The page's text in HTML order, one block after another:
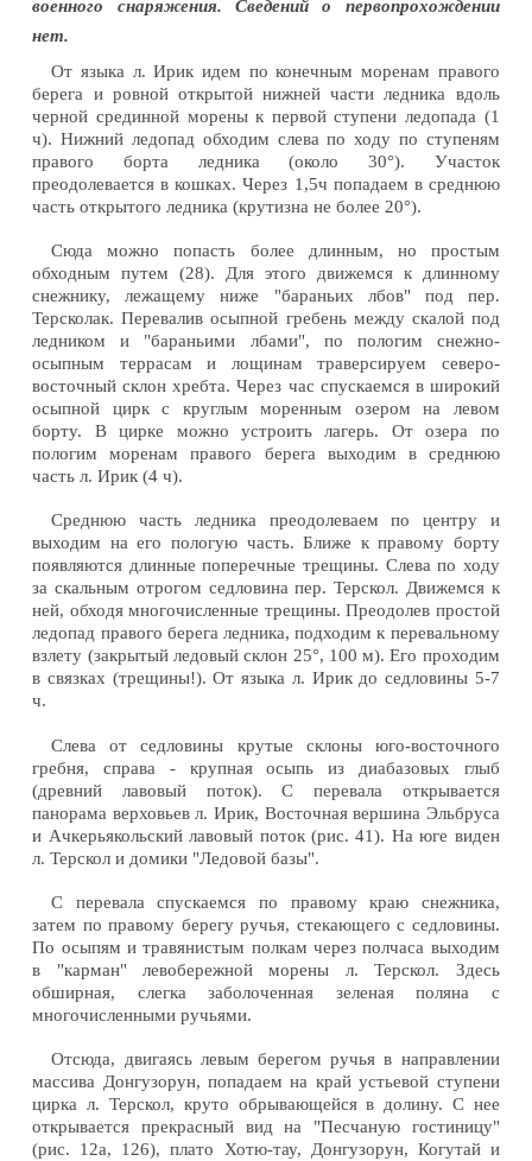
военного снаряжения. Сведений о первопрохождении
нет.
От языка л. Ирик идем по конечным моренам правого
берега и ровной открытой нижней части ледника вдоль
черной срединной морены к первой ступени ледопада (1
ч). Нижний ледопад обходим слева по ходу по ступеням
правого борта ледника (около 30°). Участок
преодолевается в кошках. Через 1,5ч попадаем в среднюю
часть открытого ледника (крутизна не более 20°).
Сюда можно попасть более длинным, но простым
обходным путем (28). Для этого движемся к длинному
снежнику, лежащему ниже "бараньих лбов" под пер.
Терсколак. Перевалив осыпной гребень между скалой под
ледником и "бараньими лбами", по пологим снежно-
осыпным террасам и лощинам траверсируем северо-
восточный склон хребта. Через час спускаемся в широкий
осыпной цирк с круглым моренным озером на левом
борту. В цирке можно устроить лагерь. От озера по
пологим моренам правого берега выходим в среднюю
часть л. Ирик (4 ч).
Среднюю часть ледника преодолеваем по центру и
выходим на его пологую часть. Ближе к правому борту
появляются длинные поперечные трещины. Слева по ходу
за скальным отрогом седловина пер. Терскол. Движемся к
ней, обходя многочисленные трещины. Преодолев простой
ледопад правого берега ледника, подходим к перевальному
взлету (закрытый ледовый склон 25°, 100 м). Его проходим
в связках (трещины!). От языка л. Ирик до седловины 5-7
ч.
Слева от седловины крутые склоны юго-восточного
гребня, справа - крупная осыпь из диабазовых глыб
(древний лавовый поток). С перевала открывается
панорама верховьев л. Ирик, Восточная вершина Эльбруса
и Ачкерьякольский лавовый поток (рис. 41). На юге виден
л. Терскол и домики "Ледовой базы".
С перевала спускаемся по правому краю снежника,
затем по правому берегу ручья, стекающего с седловины.
По осыпям и травянистым полкам через полчаса выходим
в "карман" левобережной морены л. Терскол. Здесь
обширная, слегка заболоченная зеленая поляна с
многочисленными ручьями.
Отсюда, двигаясь левым берегом ручья в направлении
массива Донгузорун, попадаем на край устьевой ступени
цирка л. Терскол, круто обрывающейся в долину. С нее
открывается прекрасный вид на "Песчаную гостиницу"
(рис. 12а, 126), плато Хотю-тау, Донгузорун, Когутай и